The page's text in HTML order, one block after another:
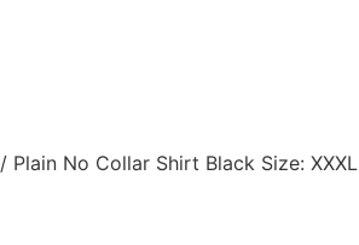
/ Plain No Collar Shirt Black Size: XXXL